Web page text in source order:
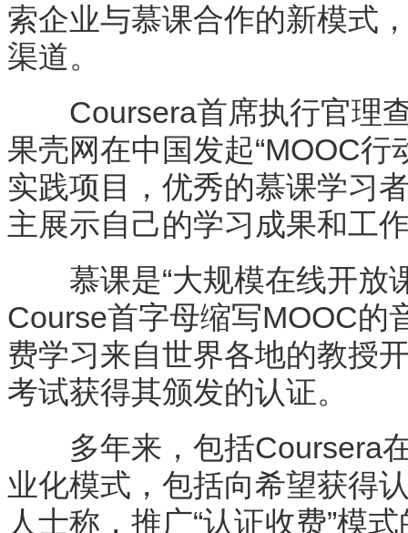
索企业与慕课合作的新模式
渠道。
Coursera首席执行官理查
果壳网在中国发起“MOOC
实践项目，优秀的慕课学习
主展示自己的学习成果和工
慕课是“大规模在线开
Course首字母缩写MOOC的
费学习来自世界各地的教授
考试获得其颁发的认证。
多年来，包括Coursera在
业化模式，包括向希望获得
人士称，推广“认证收费”模